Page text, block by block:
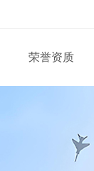
荣誉资质